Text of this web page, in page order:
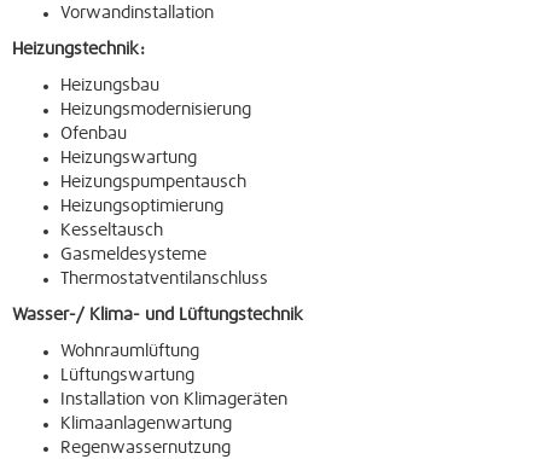
Vorwandinstallation
Heizungstechnik:
Heizungsbau
Heizungsmodernisierung
Ofenbau
Heizungswartung
Heizungspumpentausch
Heizungsoptimierung
Kesseltausch
Gasmeldesysteme
Thermostatventilanschluss
Wasser-/ Klima- und Lüftungstechnik
Wohnraumlüftung
Lüftungswartung
Installation von Klimageräten
Klimaanlagenwartung
Regenwassernutzung